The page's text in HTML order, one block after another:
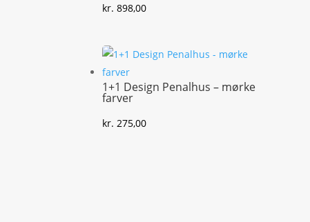
kr. 898,00
1+1 Design Penalhus – mørke
farver
kr. 275,00